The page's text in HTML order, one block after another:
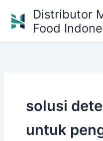
content
Distributor
Food
solusi
untuk